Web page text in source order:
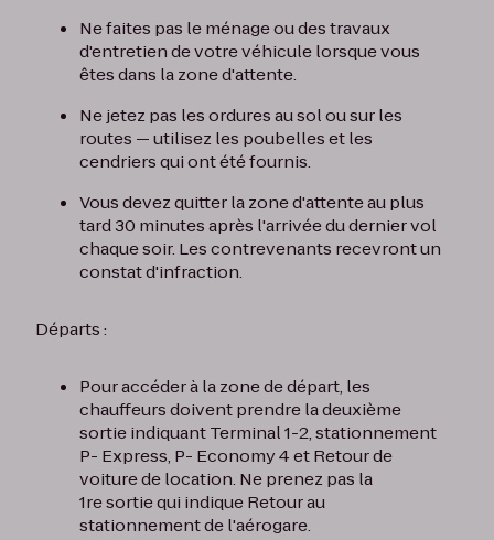
Ne faites pas le ménage ou des travaux
d'entretien de votre véhicule lorsque vous
êtes dans la zone d'attente.
Ne jetez pas les ordures au sol ou sur les
routes — utilisez les poubelles et les
cendriers qui ont été fournis.
Vous devez quitter la zone d'attente au plus
tard 30 minutes après l'arrivée du dernier vol
chaque soir. Les contrevenants recevront un
constat d'infraction.
Départs :
Pour accéder à la zone de départ, les
chauffeurs doivent prendre la deuxième
sortie indiquant Terminal 1-2, stationnement
P- Express, P- Economy 4 et Retour de
voiture de location. Ne prenez pas la
1re sortie qui indique Retour au
stationnement de l'aérogare.